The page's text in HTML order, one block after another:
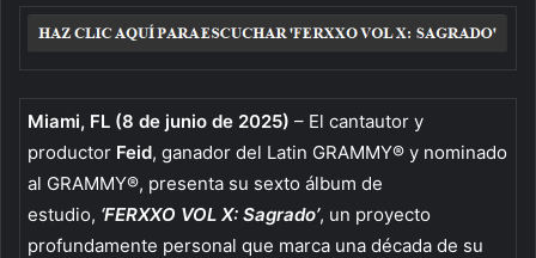
Miami, FL (8 de junio de 2025) – El cantautor y
productor Feid, ganador del Latin GRAMMY® y nominado
al GRAMMY®, presenta su sexto álbum de
estudio, ‘FERXXO VOL X: Sagrado’, un proyecto
profundamente personal que marca una década de su